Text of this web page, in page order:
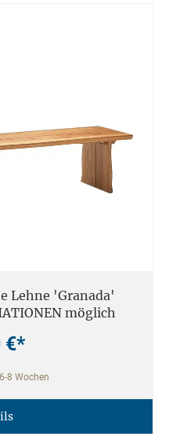
Lehne 'Granada'
möglich
€*
8 Wochen